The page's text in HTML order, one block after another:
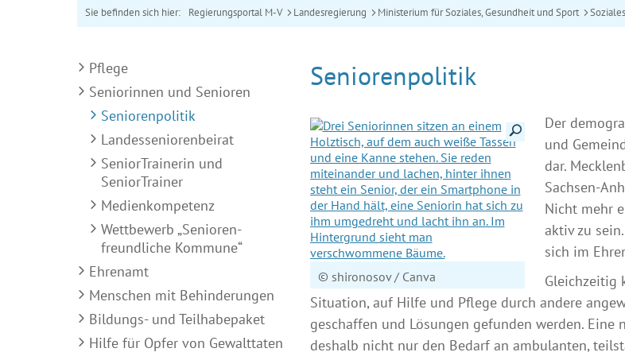
Sie befinden sich hier: Regierungsportal M-V Landesregierung Ministerium für Soziales, Gesundheit und Sport Soziales
Pflege
Seniorinnen und Senioren
Seniorenpolitik
Landesseniorenbeirat
SeniorTrainerin und
SeniorTrainer
Medienkompetenz
Wettbewerb „Senioren-
freundliche Kommune“
Ehrenamt
Menschen mit Behinderungen
Bildungs- und Teilhabepaket
Hilfe für Opfer von Gewalttaten
Seniorenpolitik
Details anzeigen
© shironosov / Canva
Der
und
dar.
Sachsen-
Nicht mehr
aktiv zu
sich im
Gleichzeitig
Situation, auf Hilfe und Pflege durch andere
geschaffen und Lösungen gefunden werden.
deshalb nicht nur den Bedarf an ambulanten,